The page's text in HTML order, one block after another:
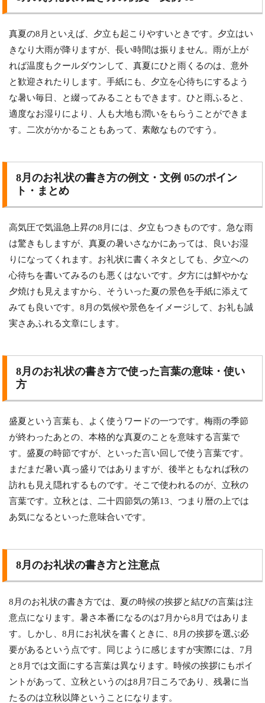
真夏の8月といえば、夕立も起こりやすいときです。夕立はい
きなり大雨が降りますが、長い時間は振りません。雨が上が
れば温度もクールダウンして、真夏にひと雨くるのは、意外
と歓迎されたりします。手紙にも、夕立を心待ちにするよう
な暑い毎日、と綴ってみることもできます。ひと雨ふると、
適度なお湿りにより、人も大地も潤いをもらうことができま
す。二次がかかることもあって、素敵なものですう。
8月のお礼状の書き方の例文・文例 05のポイン
ト・まとめ
高気圧で気温急上昇の8月には、夕立もつきものです。急な雨
は驚きもしますが、真夏の暑いさなかにあっては、良いお湿
りになってくれます。お礼状に書くネタとしても、夕立への
心待ちを書いてみるのも悪くはないです。夕方には鮮やかな
夕焼けも見えますから、そういった夏の景色を手紙に添えて
みても良いです。8月の気候や景色をイメージして、お礼も誠
実さあふれる文章にします。
8月のお礼状の書き方で使った言葉の意味・使い
方
盛夏という言葉も、よく使うワードの一つです。梅雨の季節
が終わったあとの、本格的な真夏のことを意味する言葉で
す。盛夏の時節ですが、といった言い回しで使う言葉です。
まだまだ暑い真っ盛りではありますが、後半ともなれば秋の
訪れも見え隠れするものです。そこで使われるのが、立秋の
言葉です。立秋とは、二十四節気の第13、つまり暦の上では
あ気になるといった意味合いです。
8月のお礼状の書き方と注意点
8月のお礼状の書き方では、夏の時候の挨拶と結びの言葉は注
意点になります。暑さ本番になるのは7月から8月ではありま
す。しかし、8月にお礼状を書くときに、8月の挨拶を選ぶ必
要があるという点です。同じように感じますが実際には、7月
と8月では文面にする言葉は異なります。時候の挨拶にもポイ
ントがあって、立秋というのは8月7日ころであり、残暑に当
たるのは立秋以降ということになります。